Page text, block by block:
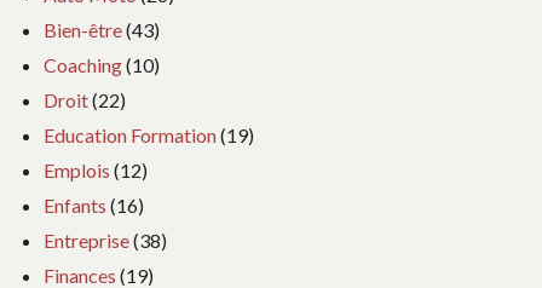
Bien-être(43)
Coaching(10)
Droit(22)
Education Formation(19)
Emplois (12)
Enfants (16)
Entreprise(38)
Finances (19)